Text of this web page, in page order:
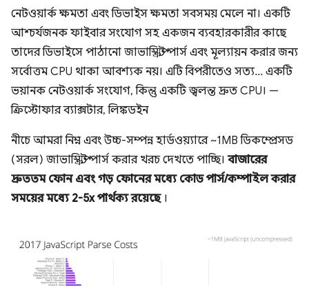
নেটওয়ার্ক ক্ষমতা এবং ডিভাইস ক্ষমতা সবসময় মেলে না। একটি
আশ্চর্যজনক ফাইবার সংযোগ সহ একজন ব্যবহারকারীর কাছে
তাদের ডিভাইসে পাঠানো জাভাস্ক্রিপ্ট পার্স এবং মূল্যায়ন করার জন্য
সর্বোত্তম CPU থাকা আবশ্যক নয়। এটি বিপরীতেও সত্য... একটি
ভয়ানক নেটওয়ার্ক সংযোগ, কিন্তু একটি জ্বলন্ত দ্রুত CPU। —
ক্রিস্টোফার ব্যাক্সটার, লিঙ্কডইন
নীচে আমরা নিম্ন এবং উচ্চ-সম্পন্ন হার্ডওয়্যারে ~1MB ডিকম্প্রেসড
(সরল) জাভাস্ক্রিপ্ট পার্স করার খরচ দেখতে পাচ্ছি। বাজারের
দ্রুততম ফোন এবং গড় ফোনের মধ্যে কোড পার্স/কম্পাইল করার
সময়ের মধ্যে 2-5x পার্থক্য রয়েছে।